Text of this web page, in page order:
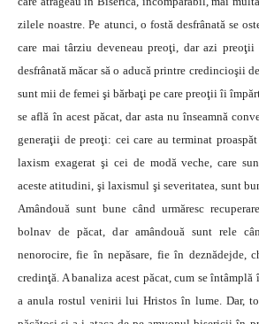
zilele noastre. Pe atunci, o fostă desfrânată se
care mai târziu deveneau preoţi, dar azi preoţii
desfrânată măcar să o aducă printre credincioşii
sunt mii de femei şi bărbaţi pe care preoţii îi
se află în acest păcat, dar asta nu înseamnă
generaţii de preoţi: cei care au terminat
laxism exagerat şi cei de modă veche, care
aceste atitudini, şi laxismul şi severitatea, sunt
Amândouă sunt bune când urmăresc
bolnav de păcat, dar amândouă sunt rele
nenorocire, fie în nepăsare, fie în deznădejde,
credinţă. A banaliza acest păcat, cum se întâmplă
a anula rostul venirii lui Hristos în lume. Dar,